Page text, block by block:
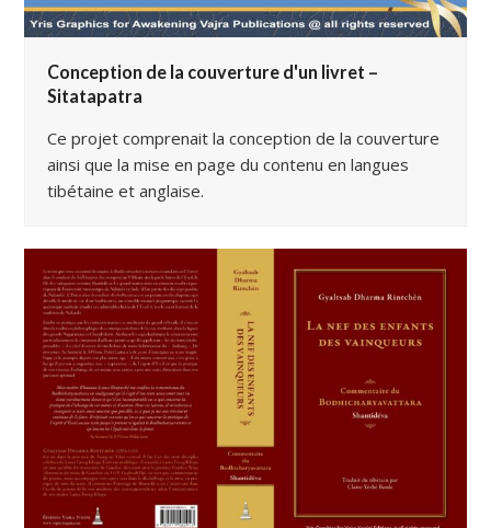
Conception de la couverture d'un livret –
Sitatapatra
Ce projet comprenait la conception de la couverture
ainsi que la mise en page du contenu en langues
tibétaine et anglaise.